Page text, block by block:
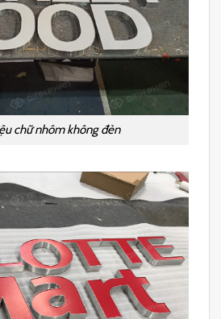
chữ nhôm không đèn